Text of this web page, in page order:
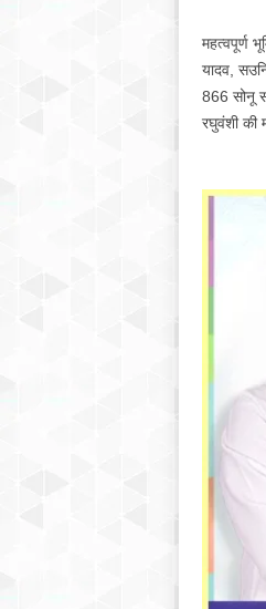
महत्वपूर्ण
यादव,
866 सोनू
रघुवंशी की